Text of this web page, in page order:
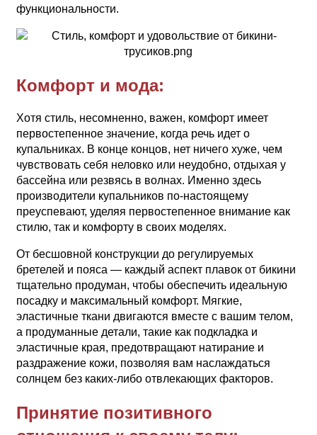
функциональности.
Комфорт и мода:
Хотя стиль, несомненно, важен, комфорт имеет
первостепенное значение, когда речь идет о
купальниках. В конце концов, нет ничего хуже, чем
чувствовать себя неловко или неудобно, отдыхая у
бассейна или резвясь в волнах. Именно здесь
производители купальников по-настоящему
преуспевают, уделяя первостепенное внимание как
стилю, так и комфорту в своих моделях.
От бесшовной конструкции до регулируемых
бретелей и пояса — каждый аспект плавок от бикини
тщательно продуман, чтобы обеспечить идеальную
посадку и максимальный комфорт. Мягкие,
эластичные ткани двигаются вместе с вашим телом,
а продуманные детали, такие как подкладка и
эластичные края, предотвращают натирание и
раздражение кожи, позволяя вам наслаждаться
солнцем без каких-либо отвлекающих факторов.
Принятие позитивного